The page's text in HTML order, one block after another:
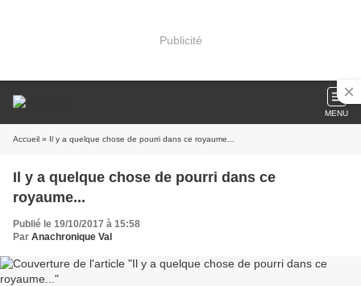
Publicité
MENU
Accueil » Il y a quelque chose de pourri dans ce royaume...
Il y a quelque chose de pourri dans ce
royaume...
Publié le 19/10/2017 à 15:58
Par Anachronique Val